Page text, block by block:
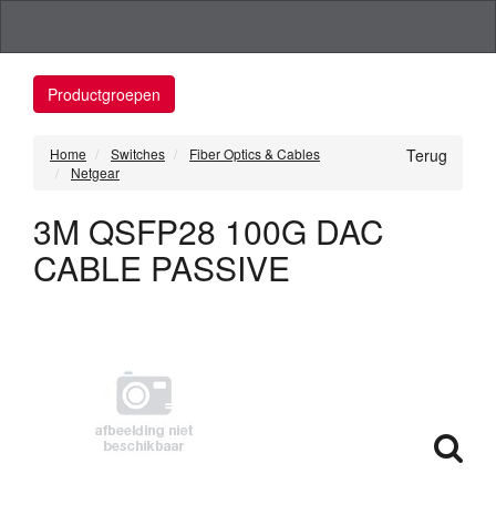
Productgroepen
Terug
Home Switches
Fiber Optics & Cables
Netgear
3M QSFP28 100G DAC
CABLE PASSIVE